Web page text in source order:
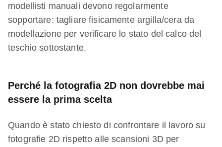
modellisti manuali devono regolarmente
sopportare: tagliare fisicamente argilla/cera da
modellazione per verificare lo stato del calco del
teschio sottostante.
Perché la fotografia 2D non dovrebbe mai
essere la prima scelta
Quando è stato chiesto di confrontare il lavoro su
fotografie 2D rispetto alle scansioni 3D per